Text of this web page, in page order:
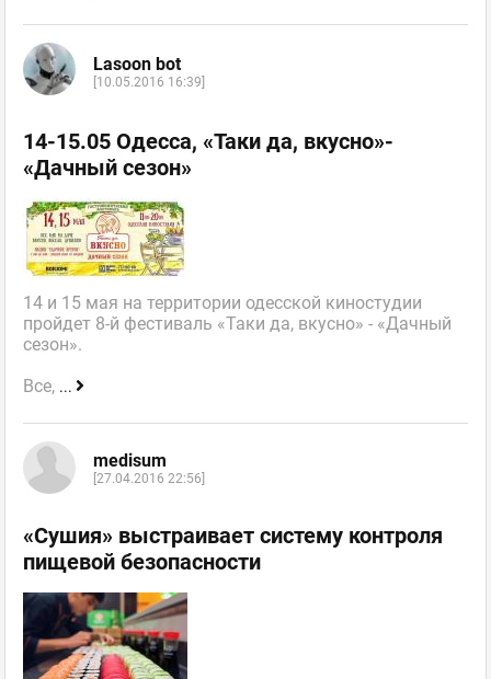
Lasoon bot
[10.05.2016 16:39]
14-15.05 Одесса, «Таки да, вкусно»-
«Дачный сезон»
14 и 15 мая на территории одесской киностудии
пройдет 8-й фестиваль «Таки да, вкусно» - «Дачный
сезон».
Все, ...
medisum
[27.04.2016 22:56]
«Сушия» выстраивает систему контроля
пищевой безопасности